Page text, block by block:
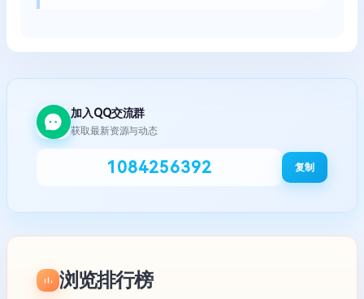
加入QQ交流群
获取最新资源与动态
1084256392 复制
浏览排行榜